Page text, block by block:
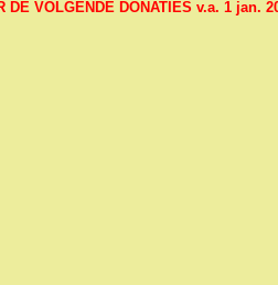
DE VOLGENDE DONATIES v.a. 1 jan.